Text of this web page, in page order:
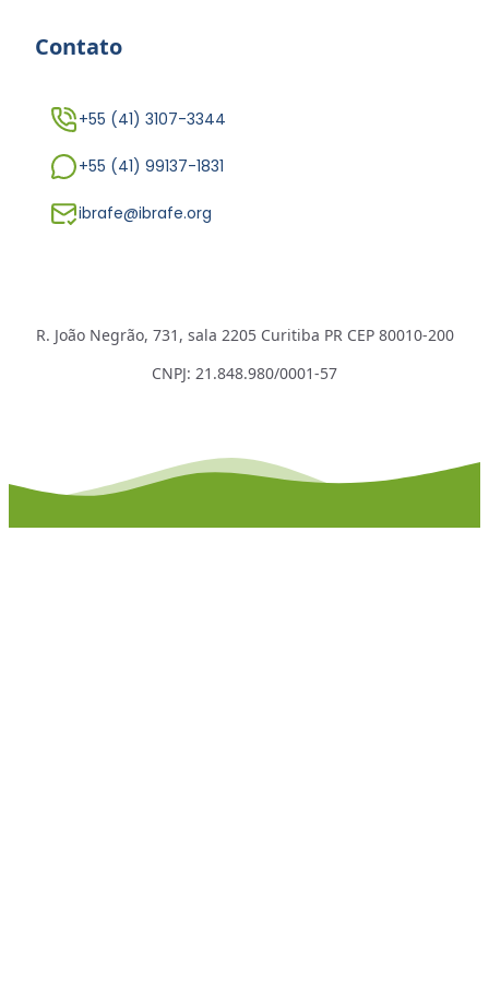
Contato
+55 (41) 3107-3344
+55 (41) 99137-1831
ibrafe@ibrafe.org
R. João Negrão, 731, sala 2205 Curitiba PR CEP 80010-200
CNPJ: 21.848.980/0001-57